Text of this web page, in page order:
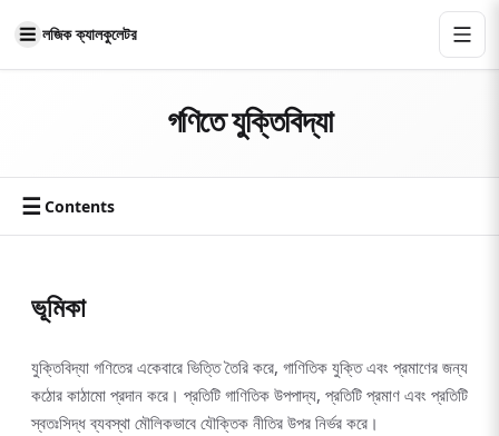
লজিক ক্যালকুলেটর
গণিতে যুক্তিবিদ্যা
☰ Contents
ভূমিকা
যুক্তিবিদ্যা গণিতের একেবারে ভিত্তি তৈরি করে, গাণিতিক যুক্তি এবং প্রমাণের জন্য
কঠোর কাঠামো প্রদান করে। প্রতিটি গাণিতিক উপপাদ্য, প্রতিটি প্রমাণ এবং প্রতিটি
স্বতঃসিদ্ধ ব্যবস্থা মৌলিকভাবে যৌক্তিক নীতির উপর নির্ভর করে।